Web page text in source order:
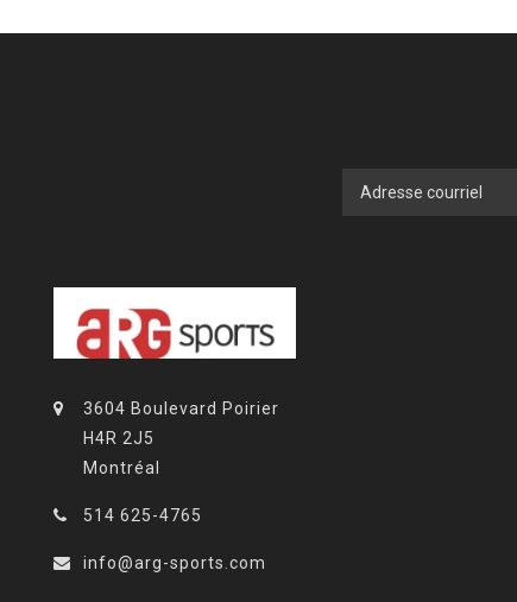
3604 Boulevard Poirier
H4R 2J5
Montréal
514 625-4765
info@arg-sports.com